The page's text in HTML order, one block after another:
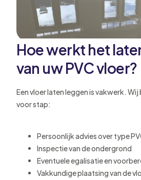
Hoe werkt het
van uw PVC vloer?
Een vloer laten leggen is vakwerk.
voor stap:
Persoonlijk advies over type
Inspectie van de ondergrond
Eventuele egalisatie en
Vakkundige plaatsing van de